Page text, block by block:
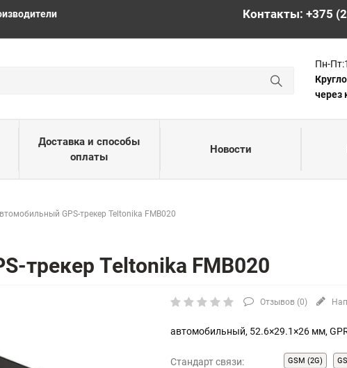
Контакты: +375
Пн-
через
Доставка и способы
оплаты
Новости
GPS-трекер Teltonika FMB020
трекер Teltonika FMB020
Отзывов (0)
автомобильный, 52.6×29.1×26 мм,
Стандарт связи: GSM (2G)